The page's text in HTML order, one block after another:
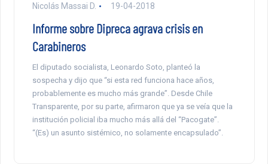
Nicolás Massai D. 19-04-2018
Informe sobre Dipreca agrava crisis en
Carabineros
El diputado socialista, Leonardo Soto, planteó la
sospecha y dijo que “si esta red funciona hace años,
probablemente es mucho más grande”. Desde Chile
Transparente, por su parte, afirmaron que ya se veía que la
institución policial iba mucho más allá del “Pacogate”.
“(Es) un asunto sistémico, no solamente encapsulado”.